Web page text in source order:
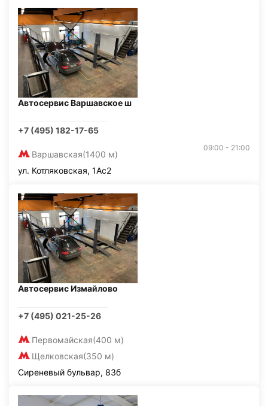
Автосервис Варшавское ш
+7 (495) 182-17-65
Варшавская(1400 м)
09:00 - 21:00
ул. Котляковская, 1Ас2
Автосервис Измайлово
+7 (495) 021-25-26
Первомайская(400 м)
Щелковская(350 м)
Сиреневый бульвар, 83б